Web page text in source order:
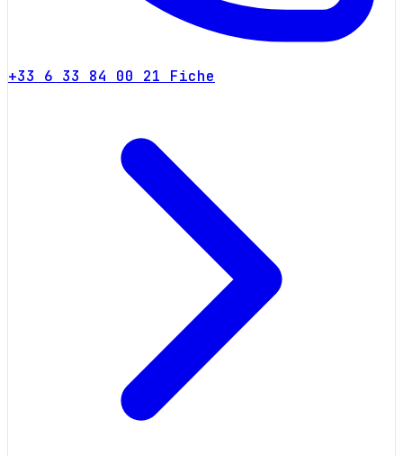
+33 6 33 84 00 21 Fiche